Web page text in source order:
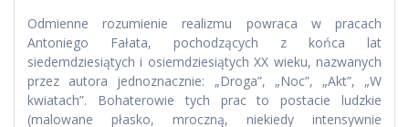
Odmienne rozumienie realizmu powraca w pracach
Antoniego Fałata, pochodzących z końca lat
siedemdziesiątych i osiemdziesiątych XX wieku, nazwanych
przez autora jednoznacznie: „Droga”, „Noc”, „Akt”, „W
kwiatach”. Bohaterowie tych prac to postacie ludzkie
(malowane płasko, mroczną, niekiedy intensywnie